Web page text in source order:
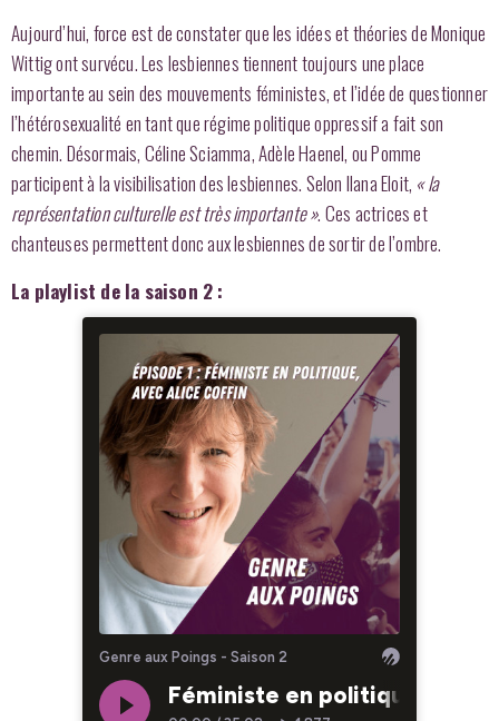
Aujourd’hui, force est de constater que les idées et théories de Monique
Wittig ont survécu. Les lesbiennes tiennent toujours une place
importante au sein des mouvements féministes, et l’idée de questionner
l’hétérosexualité en tant que régime politique oppressif a fait son
chemin. Désormais, Céline Sciamma, Adèle Haenel, ou Pomme
participent à la visibilisation des lesbiennes. Selon Ilana Eloit, « la
représentation culturelle est très importante ». Ces actrices et
chanteuses permettent donc aux lesbiennes de sortir de l’ombre.
La playlist de la saison 2 :